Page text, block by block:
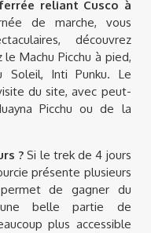
reliant Cusco à
de marche, vous
découvrez
Machu Picchu à pied,
Inti Punku. Le
du site, avec peut-
Picchu ou de la
?Si le trek de 4 jours
présente plusieurs
de gagner du
belle partie de
plus accessible